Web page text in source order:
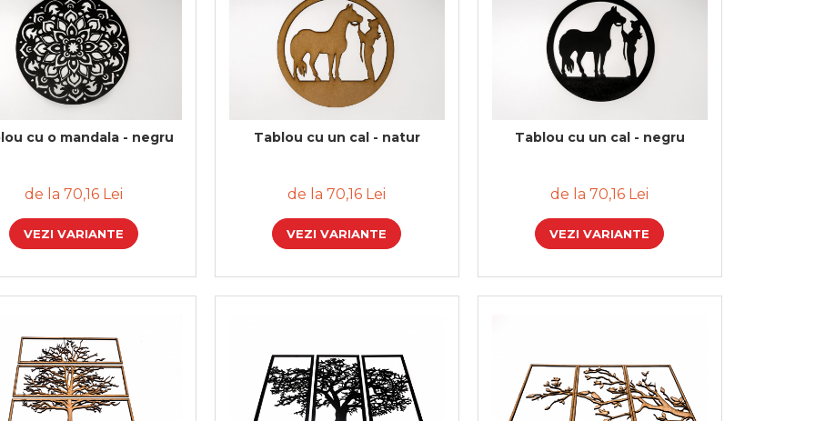
cu o mandala - negru
de la 70,16 Lei
VEZI VARIANTE
Tablou cu un cal - natur
de la 70,16 Lei
VEZI VARIANTE
Tablou cu un cal - negru
de la 70,16 Lei
VEZI VARIANTE